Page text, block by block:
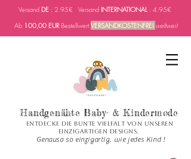
Versand DE : 2.95€ Versand INTERNATIONAL : 4.95€
Ab 100,00 EURBestellwertVERSANDKOSTENFREI weltweit
Handgenähte Baby- & Kindermode
Entdecke die bunte Vielfalt von unseren
einzigartigen Designs.
Genauso so einzigartig, wie jedes Kind !